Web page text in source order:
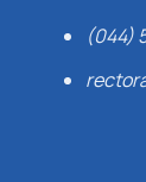
(044)